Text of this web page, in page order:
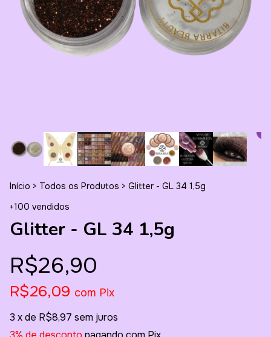
Início > Todos os Produtos > Glitter - GL 34 1,5g
+100 vendidos
Glitter - GL 34 1,5g
R$26,90
R$26,09 com Pix
3 x de R$8,97 sem juros